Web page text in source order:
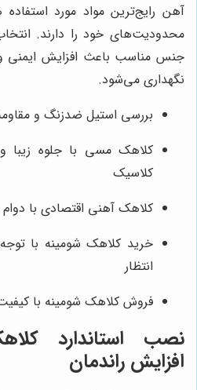
آهن رایج‌ترین مواد مورد
محدودیت‌های خود را دارند.
جنس مناسب باعث افزایش ایمنی
نگهداری می‌شود.
بررسی استیل ضدزنگ و
کلاهک مسی با جلوه زیبا
کلاسیک
کلاهک آهنی اقتصادی با
خرید کلاهک شومینه با
انتظار
فروش کلاهک شومینه با
نصب استاندارد
افزایش راندمان